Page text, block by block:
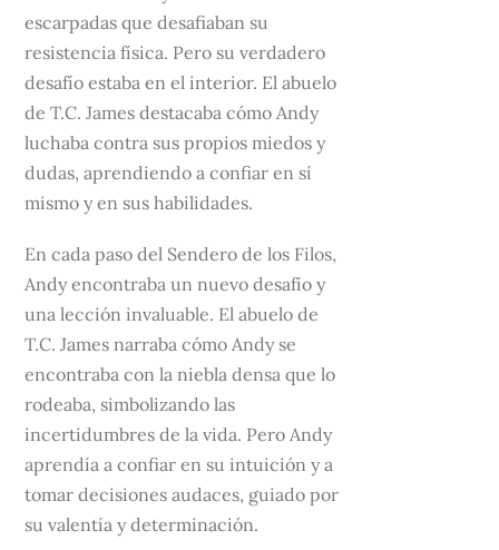
escarpadas que desafiaban su
resistencia física. Pero su verdadero
desafío estaba en el interior. El abuelo
de T.C. James destacaba cómo Andy
luchaba contra sus propios miedos y
dudas, aprendiendo a confiar en sí
mismo y en sus habilidades.
En cada paso del Sendero de los Filos,
Andy encontraba un nuevo desafío y
una lección invaluable. El abuelo de
T.C. James narraba cómo Andy se
encontraba con la niebla densa que lo
rodeaba, simbolizando las
incertidumbres de la vida. Pero Andy
aprendía a confiar en su intuición y a
tomar decisiones audaces, guiado por
su valentía y determinación.